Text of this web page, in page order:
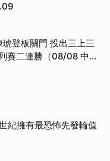
登板關門 投出三上三
賽二連勝（08/08 中信
紀擁有最恐怖先發輪值